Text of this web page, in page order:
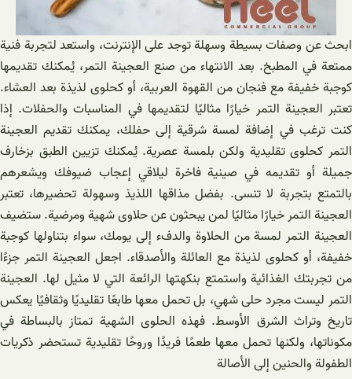
ابحث عن وصفات بسيطة وسهلة توجد على الإنترنت، واستعد لتجربة فنية
ممتعة في المطبخ. بعد الانتهاء من صنع العجينة التمر، يُمكنك تقديمها
كوجبة خفيفة مع فنجان من القهوة العربية، أو كحلوى لذيذة بعد العشاء.
تعتبر العجينة التمر خيارًا مثاليًا لتقديمها في المناسبات والحفلات. إذا
كنت ترغب في إضافة لمسة شرقية إلى حفلك، يمكنك تقديم العجينة
التمر كحلوى تقليدية ولكن بلمسة عصرية. يُمكنك تزيين الطبق بزخارف
جميلة أو تقديمه في صينية فاخرة ليلاقي إعجاب ضيوفك ويشعرهم
بالتمتع بتجربة لا تنسى. بفضل مذاقها اللذيذ وسهولة تحضيرها، تعتبر
العجينة التمر خيارًا مثاليًا لمن يبحثون عن حلاوى شهية ومرضية. ستضيف
العجينة التمر لمسة من الحلاوة والدفء إلى يومك، سواء بتناولها كوجبة
خفيفة، أو كحلوى لذيذة مع العائلة والأصدقاء. اجعل العجينة التمر جزءًا
من تجربتك الغذائية واستمتع بنكهتها الرائعة التي لا مثيل لها. العجينة
التمر ليست مجرد حلى شهي، بل تحمل معها طابعًا تقليديًا وثقافيًا يعكس
تاريخ وتراث الشرق الأوسط. فهذه الحلوى الشهية تمتاز بالبساطة في
مكوناتها، ولكنها تحمل معها طعمًا فريدًا وروحًا تقليدية تستحضر ذكريات
الطفولة والحنين إلى الأصالة